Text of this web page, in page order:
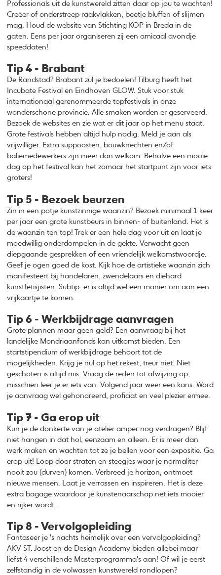
Professionals uit de kunstwereld zitten daar op jou te wachten!
Creëer of onderstreep raakvlakken, beetje bluffen of slijmen
mag. Houd de website van Stichting KOP in Breda in de
gaten. Eens per jaar organiseren zij een amicaal avondje
speeddaten!
Tip 4 - Brabant
De Randstad? Brabant zul je bedoelen! Tilburg heeft het
Incubate Festival en Eindhoven GLOW. Stuk voor stuk
internationaal gerenommeerde topfestivals in onze
wonderschone provincie. Alle smaken worden er geserveerd.
Bezoek de websites en zie wat er dit jaar op het menu staat.
Grote festivals hebben altijd hulp nodig. Meld je aan als
vrijwilliger. Extra suppoosten, bouwknechten en/of
baliemedewerkers zijn meer dan welkom. Behalve een mooie
dag op het festival kan het zomaar het startpunt zijn voor iets
groters!
Tip 5 - Bezoek beurzen
Zin in een potje kunstzinnige waanzin? Bezoek minimaal 1 keer
per jaar een grote kunstbeurs in binnen- of buitenland. Het is
de waanzin ten top! Trek er een hele dag voor uit en laat je
moedwillig onderdompelen in de gekte. Verwacht geen
diepgaande gesprekken of een vriendelijk welkomstwoordje.
Geef je ogen goed de kost. Kijk hoe de artistieke waanzin zich
manifesteert bij handelaren, zwendelaars en diehard
kunstfetisjisten. Subtip: er is altijd wel een manier om aan een
vrijkaartje te komen.
Tip 6 - Werkbijdrage aanvragen
Grote plannen maar geen geld? Een aanvraag bij het
landelijke Mondriaanfonds kan uitkomst bieden. Een
startstipendium of werkbijdrage behoort tot de
mogelijkheden. Krijg je nul op het rekest, treur niet. Niet
geschoten is altijd mis. Vraag de reden tot afwijzing op,
misschien leer je er iets van. Volgend jaar weer een kans. Word
je aanvraag wel gehonoreerd, proficiat en veel plezier ermee.
Tip 7 - Ga erop uit
Kun je de donkerte van je atelier amper nog verdragen? Blijf
niet hangen in dat hol, eenzaam en alleen. Er is meer dan
werk maken en wachten tot ze je bellen voor een expositie. Ga
erop uit! Loop door straten en steegjes waar je normaliter
nooit zou (durven) komen. Verbreed je horizon, ontmoet
nieuwe mensen. Laat je verrassen en inspireren. Het is deze
extra bagage waardoor je kunstenaarschap net iets mooier
en rijker wordt.
Tip 8 - Vervolgopleiding
Fantaseer je 's nachts heimelijk over een vervolgopleiding?
AKV ST. Joost en de Design Academy bieden allebei maar
liefst 4 verschillende Masterprogramma's aan! Of wil je eerst
zelfstandig in de volwassen kunstwereld rondlopen?